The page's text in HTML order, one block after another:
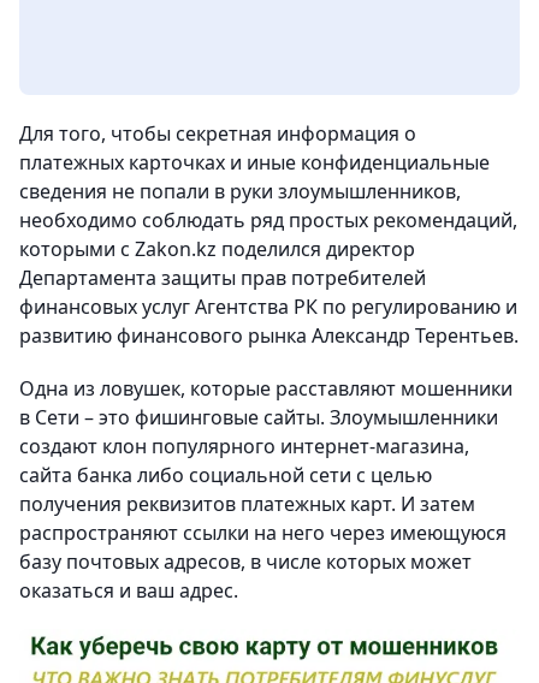
Для того, чтобы секретная информация о
платежных карточках и иные конфиденциальные
сведения не попали в руки злоумышленников,
необходимо соблюдать ряд простых рекомендаций,
которыми с Zakon.kz поделился директор
Департамента защиты прав потребителей
финансовых услуг Агентства РК по регулированию и
развитию финансового рынка Александр Терентьев.
Одна из ловушек, которые расставляют мошенники
в Сети – это фишинговые сайты. Злоумышленники
создают клон популярного интернет-магазина,
сайта банка либо социальной сети с целью
получения реквизитов платежных карт. И затем
распространяют ссылки на него через имеющуюся
базу почтовых адресов, в числе которых может
оказаться и ваш адрес.